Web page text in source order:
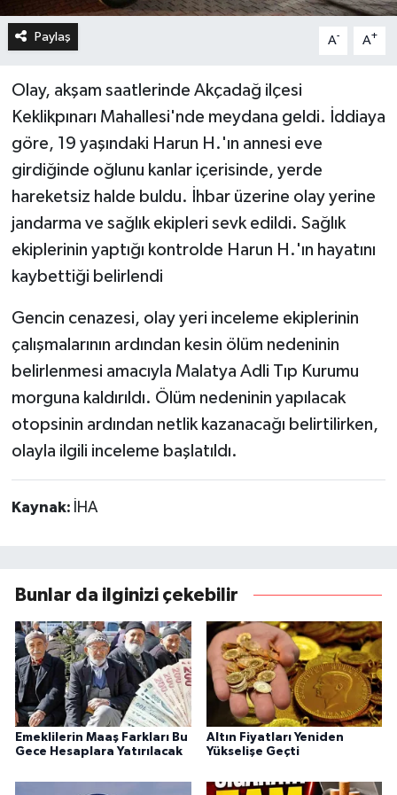
Paylaş A- A+
Olay, akşam saatlerinde Akçadağ ilçesi
Keklikpınarı Mahallesi'nde meydana geldi. İddiaya
göre, 19 yaşındaki Harun H.'ın annesi eve
girdiğinde oğlunu kanlar içerisinde, yerde
hareketsiz halde buldu. İhbar üzerine olay yerine
jandarma ve sağlık ekipleri sevk edildi. Sağlık
ekiplerinin yaptığı kontrolde Harun H.'ın hayatını
kaybettiği belirlendi
Gencin cenazesi, olay yeri inceleme ekiplerinin
çalışmalarının ardından kesin ölüm nedeninin
belirlenmesi amacıyla Malatya Adli Tıp Kurumu
morguna kaldırıldı. Ölüm nedeninin yapılacak
otopsinin ardından netlik kazanacağı belirtilirken,
olayla ilgili inceleme başlatıldı.
Kaynak: İHA
Bunlar da ilginizi çekebilir
Emeklilerin Maaş Farkları Bu
Gece Hesaplara Yatırılacak
Altın Fiyatları Yeniden
Yükselişe Geçti